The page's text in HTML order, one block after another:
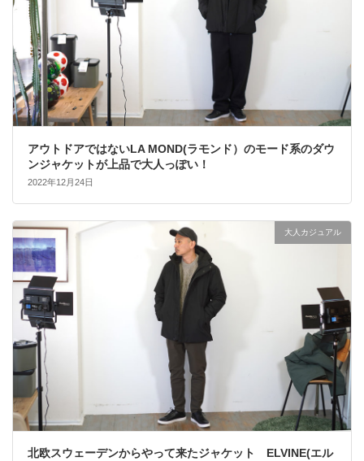
アウトドアではないLA MOND(ラモンド）のモード系のダウ
ンジャケットが上品で大人っぽい！
2022年12月24日
大人カジュアル
北欧スウェーデンからやって来たジャケット ELVINE(エル